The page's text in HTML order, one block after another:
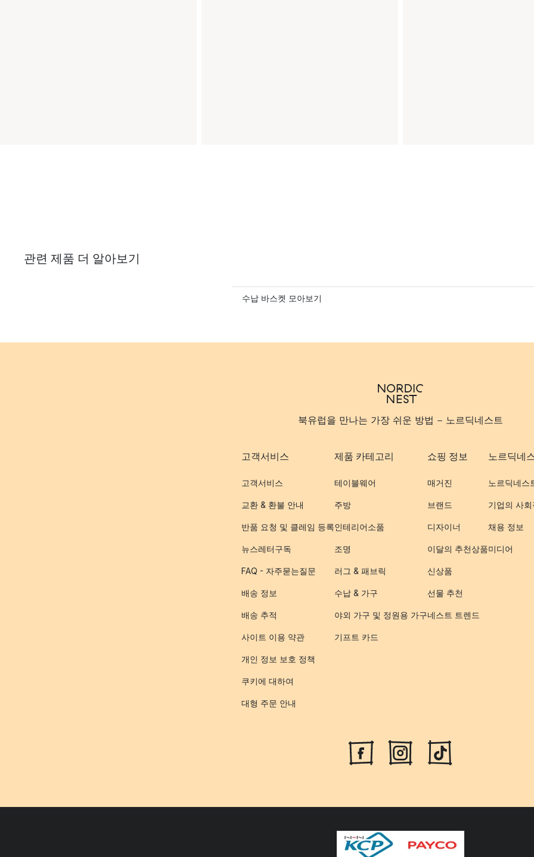
관련 제품 더 알아보기
수납 바스켓 모아보기
북유럽을 만나는 가장 쉬운 방법 - 노르딕네스트
고객서비스
고객서비스
교환 & 환불 안내
반품 요청 및 클레임 등록
뉴스레터구독
FAQ - 자주묻는질문
배송 정보
배송 추적
사이트 이용 약관
개인 정보 보호 정책
쿠키에 대하여
대형 주문 안내
제품 카테고리
테이블웨어
주방
인테리어소품
조명
러그 & 패브릭
수납 & 가구
야외 가구 및 정원용 가구
기프트 카드
쇼핑 정보
매거진
브랜드
디자이너
이달의 추천상품
신상품
선물 추천
네스트 트렌드
노르딕네
노르딕네스
기업의 사회
채용 정보
미디어